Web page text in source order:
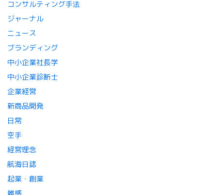
コンサルティング手法
ジャーナル
ニュース
ブランディング
中小企業社長学
中小企業診断士
企業経営
新商品開発
日常
空手
経営理念
航海日誌
起業・創業